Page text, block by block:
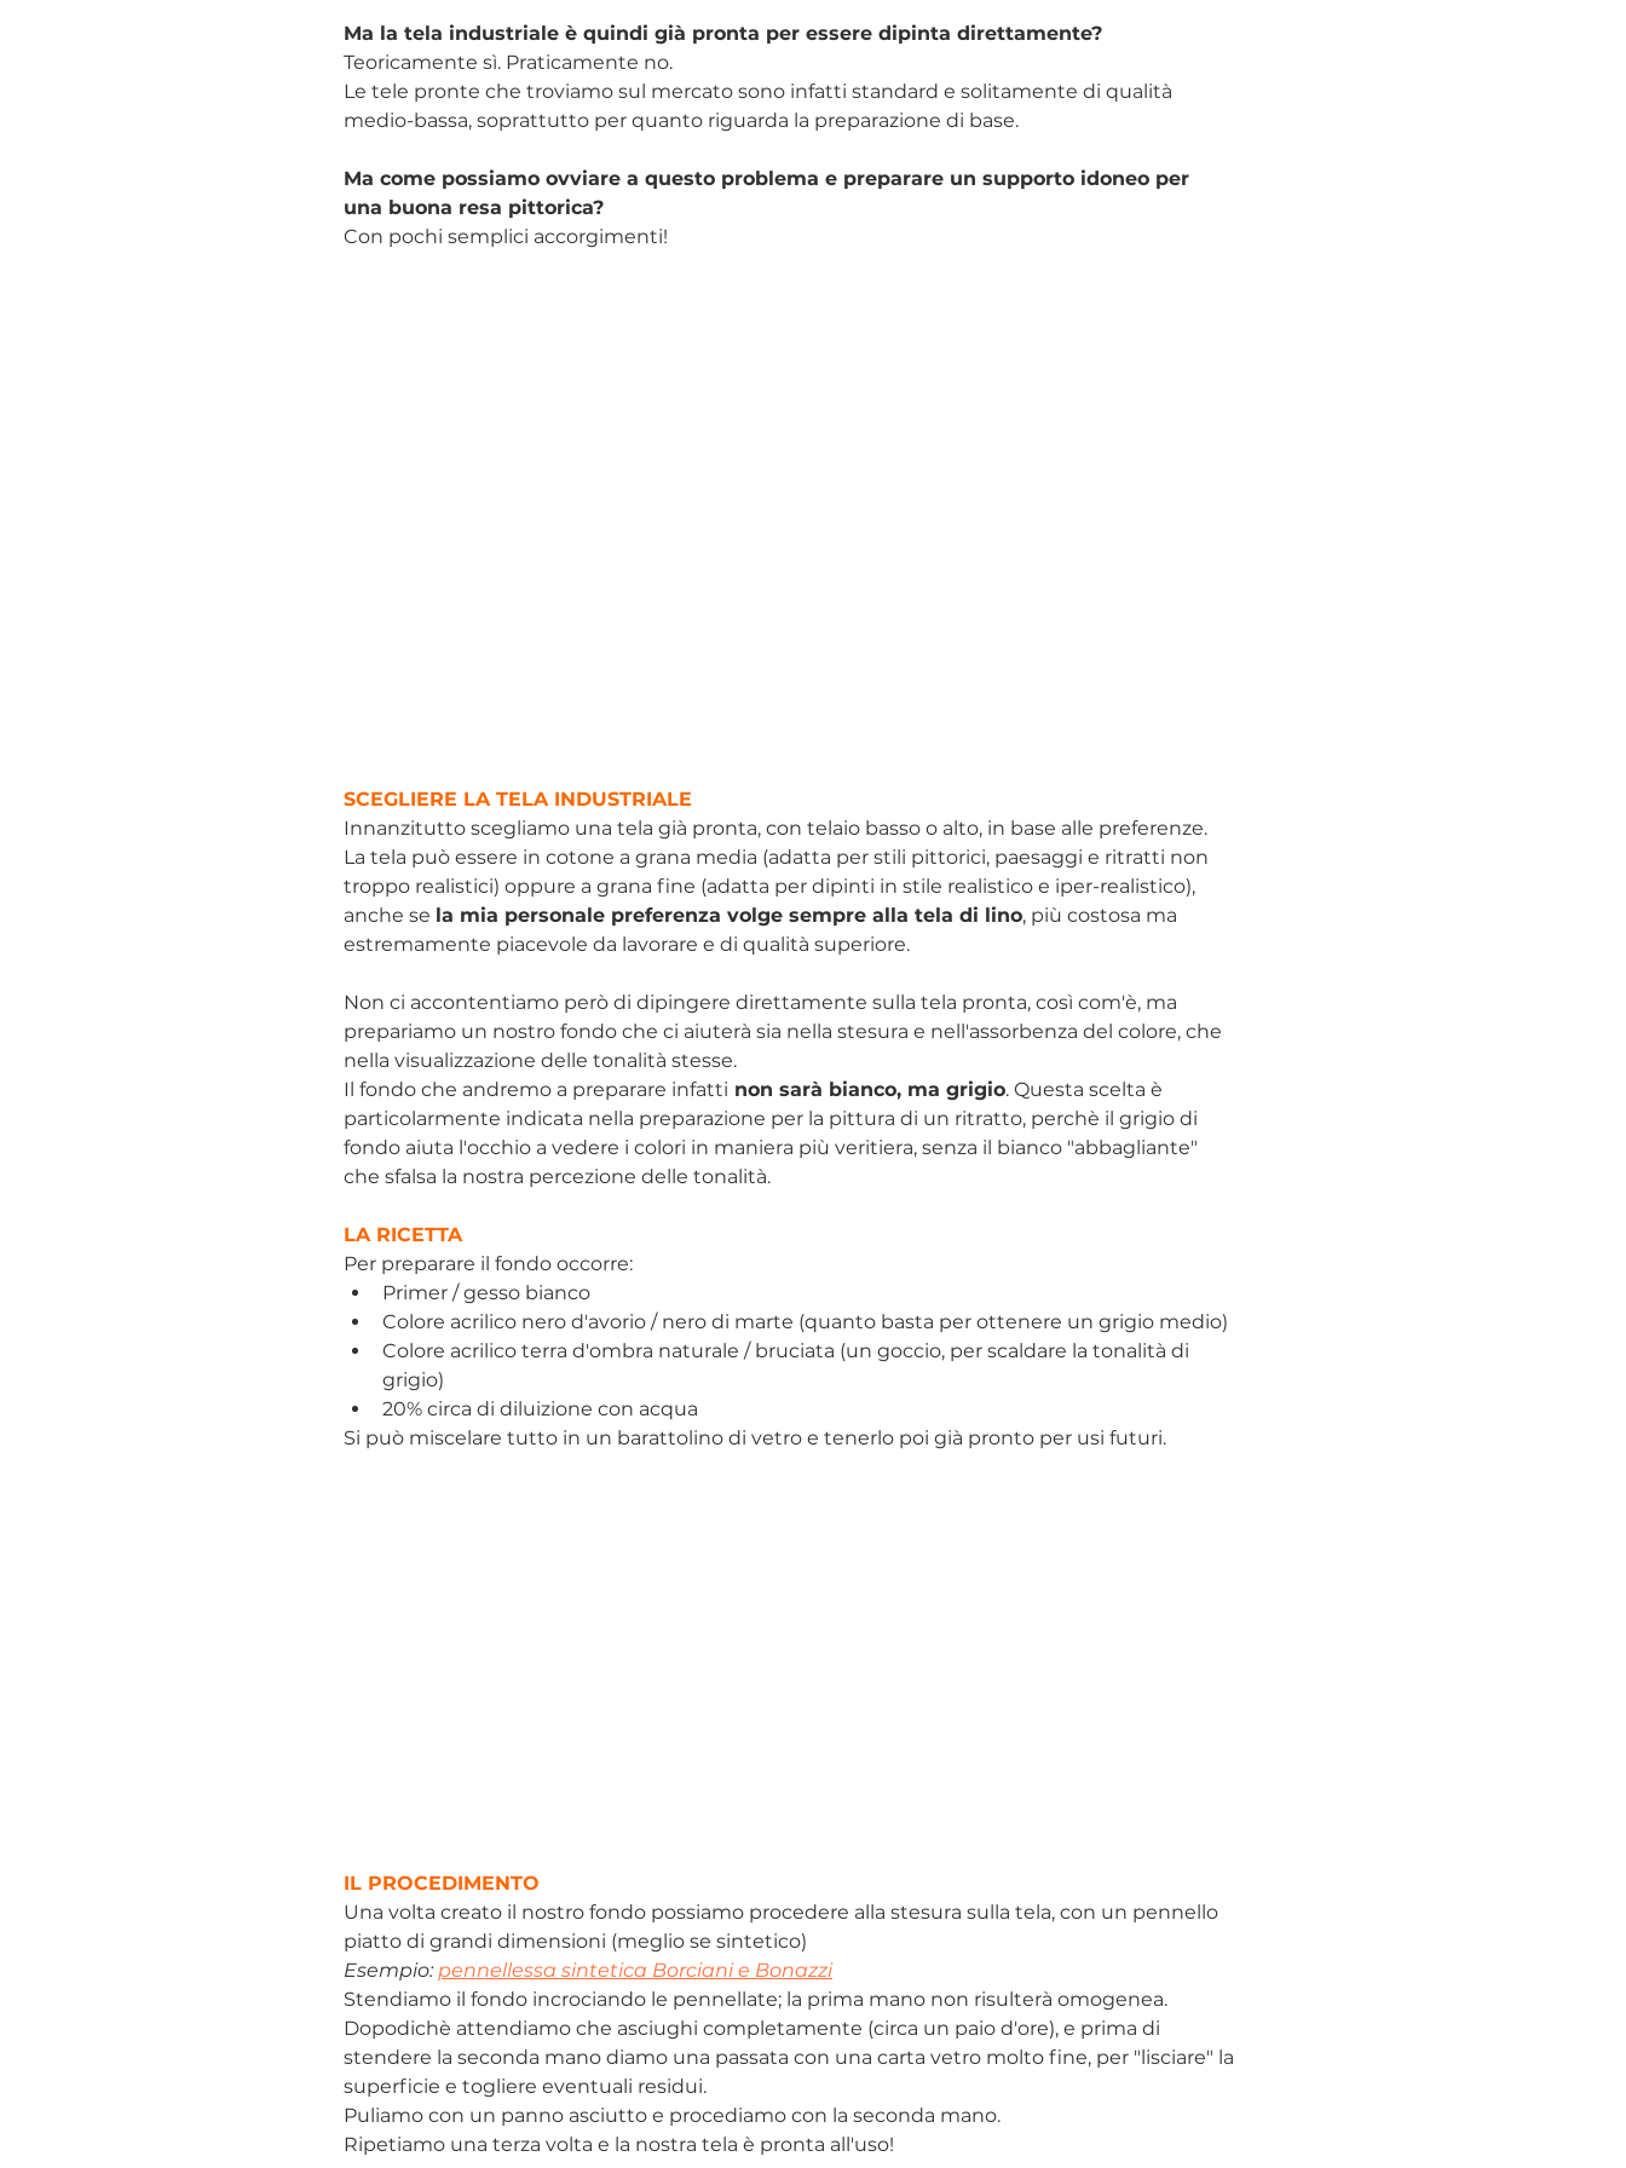
Ma la tela industriale è quindi già pronta per essere dipinta direttamente?
Teoricamente sì. Praticamente no.
Le tele pronte che troviamo sul mercato sono infatti standard e solitamente di qualità
medio-bassa, soprattutto per quanto riguarda la preparazione di base.
Ma come possiamo ovviare a questo problema e preparare un supporto idoneo per
una buona resa pittorica?
Con pochi semplici accorgimenti!
SCEGLIERE LA TELA INDUSTRIALE
Innanzitutto scegliamo una tela già pronta, con telaio basso o alto, in base alle preferenze.
La tela può essere in cotone a grana media (adatta per stili pittorici, paesaggi e ritratti non
troppo realistici) oppure a grana fine (adatta per dipinti in stile realistico e iper-realistico),
anche se la mia personale preferenza volge sempre alla tela di lino, più costosa ma
estremamente piacevole da lavorare e di qualità superiore.
Non ci accontentiamo però di dipingere direttamente sulla tela pronta, così com'è, ma
prepariamo un nostro fondo che ci aiuterà sia nella stesura e nell'assorbenza del colore, che
nella visualizzazione delle tonalità stesse.
Il fondo che andremo a preparare infatti non sarà bianco, ma grigio. Questa scelta è
particolarmente indicata nella preparazione per la pittura di un ritratto, perchè il grigio di
fondo aiuta l'occhio a vedere i colori in maniera più veritiera, senza il bianco "abbagliante"
che sfalsa la nostra percezione delle tonalità.
LA RICETTA
Per preparare il fondo occorre:
Primer / gesso bianco
Colore acrilico nero d'avorio / nero di marte (quanto basta per ottenere un grigio medio)
Colore acrilico terra d'ombra naturale / bruciata (un goccio, per scaldare la tonalità di
grigio)
20% circa di diluizione con acqua
Si può miscelare tutto in un barattolino di vetro e tenerlo poi già pronto per usi futuri.
IL PROCEDIMENTO
Una volta creato il nostro fondo possiamo procedere alla stesura sulla tela, con un pennello
piatto di grandi dimensioni (meglio se sintetico)
Esempio: pennellessa sintetica Borciani e Bonazzi
Stendiamo il fondo incrociando le pennellate; la prima mano non risulterà omogenea.
Dopodichè attendiamo che asciughi completamente (circa un paio d'ore), e prima di
stendere la seconda mano diamo una passata con una carta vetro molto fine, per "lisciare" la
superficie e togliere eventuali residui.
Puliamo con un panno asciutto e procediamo con la seconda mano.
Ripetiamo una terza volta e la nostra tela è pronta all'uso!